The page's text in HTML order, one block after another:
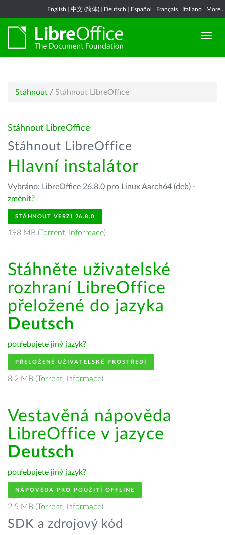
English 中文 (简体) Deutsch Español Français Italiano More...
Stáhnout / Stáhnout LibreOffice
Stáhnout LibreOffice
Stáhnout LibreOffice
Hlavní instalátor
Vybráno: LibreOffice 26.8.0 pro Linux Aarch64 (deb) -
změnit?
STÁHNOUT VERZI 26.8.0
198 MB (Torrent, Informace)
Stáhněte uživatelské
rozhraní LibreOffice
přeložené do jazyka
Deutsch
potřebujete jiný jazyk?
PŘELOŽENÉ UŽIVATELSKÉ PROSTŘEDÍ
8.2 MB (Torrent, Informace)
Vestavěná nápověda
LibreOffice v jazyce
Deutsch
potřebujete jiný jazyk?
NÁPOVĚDA PRO POUŽITÍ OFFLINE
2.5 MB (Torrent, Informace)
SDK a zdrojový kód